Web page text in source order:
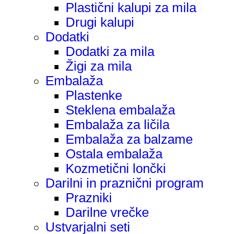
Plastični kalupi za mila
Drugi kalupi
Dodatki
Dodatki za mila
Žigi za mila
Embalaža
Plastenke
Steklena embalaža
Embalaža za ličila
Embalaža za balzame
Ostala embalaža
Kozmetični lončki
Darilni in praznični program
Prazniki
Darilne vrečke
Ustvarjalni seti